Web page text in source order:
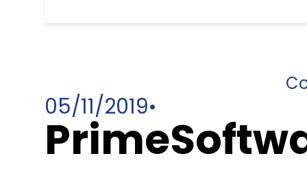
05/11/2019•